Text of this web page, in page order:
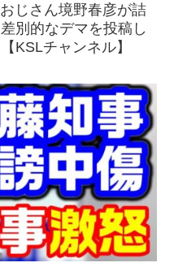
じさん境野春彦が詰
別的なデマを投稿し
KSLチャンネル】